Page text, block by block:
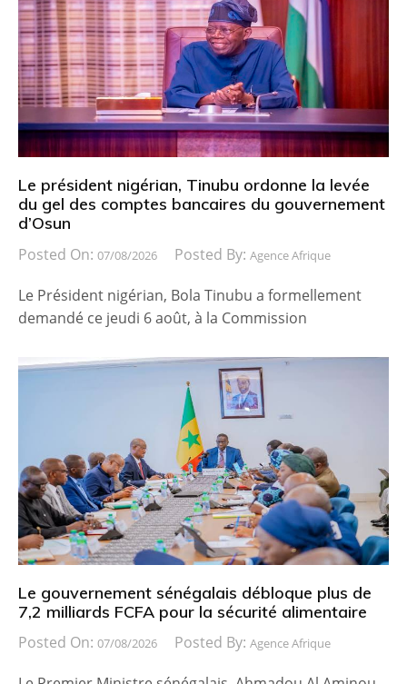
Le président nigérian, Tinubu ordonne la levée
du gel des comptes bancaires du gouvernement
d’Osun
Posted On: 07/08/2026 Posted By: Agence Afrique
Le Président nigérian, Bola Tinubu a formellement
demandé ce jeudi 6 août, à la Commission
Le gouvernement sénégalais débloque plus de
7,2 milliards FCFA pour la sécurité alimentaire
Posted On: 07/08/2026 Posted By: Agence Afrique